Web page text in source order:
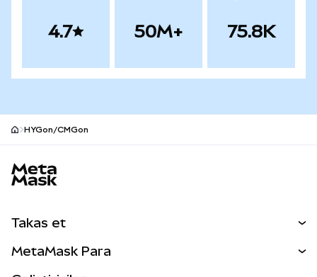
4.7 50M+ 75.8K
HYGon/CMGon
Takas et
MetaMask Para